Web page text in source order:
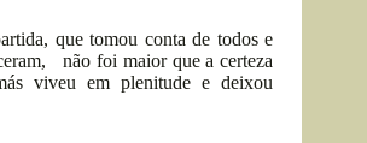
que tomou conta de todos e
não foi maior que a certeza
viveu em plenitude e deixou